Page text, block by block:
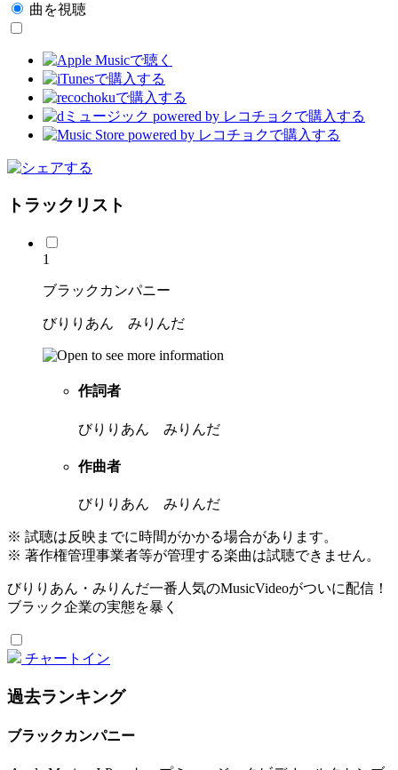
曲を視聴
トラックリスト
1
ブラックカンパニー
びりりあん みりんだ
作詞者
びりりあん みりんだ
作曲者
びりりあん みりんだ
※ 試聴は反映までに時間がかかる場合があります。
※ 著作権管理事業者等が管理する楽曲は試聴できません。
びりりあん・みりんだ一番人気のMusicVideoがついに配信！
ブラック企業の実態を暴く
チャートイン
過去ランキング
ブラックカンパニー